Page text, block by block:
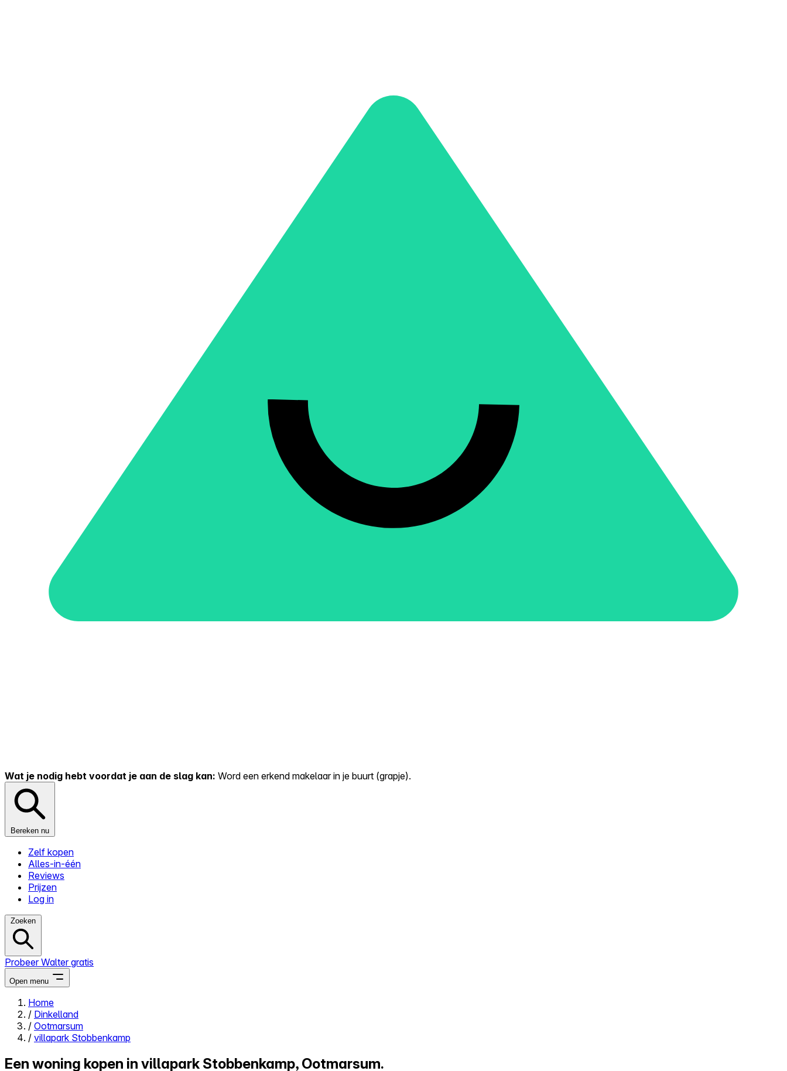
Wat je nodig hebt voordat je aan de slag kan: Word een erkend makelaar in je buurt (grapje).
Bereken nu
Zelf kopen
Alles-in-één
Reviews
Prijzen
Log in
Zoeken
Probeer Walter gratis
Open menu
Close menu
Home
/ Dinkelland
/ Ootmarsum
/ villapark Stobbenkamp
Een woning kopen in villapark Stobbenkamp, Ootmarsum.